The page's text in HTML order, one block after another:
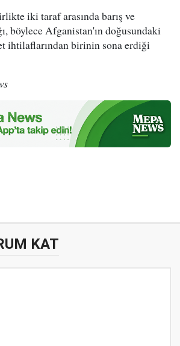
iki taraf arasında barış ve
böylece Afganistan'ın doğusundaki
ihtilaflarından birinin sona erdiği
KAT